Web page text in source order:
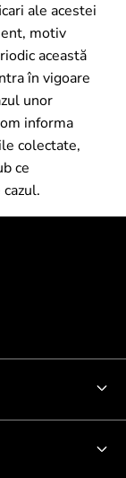
ale acestei
motiv
această
în vigoare
unor
informa
colectate,
ce